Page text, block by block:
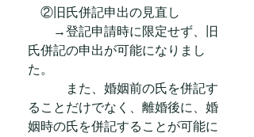
②旧氏併記申出の見直し
→登記申請時に限定せず、旧
氏併記の申出が可能になりまし
た。
また、婚姻前の氏を併記す
ることだけでなく、離婚後に、婚
姻時の氏を併記することが可能に